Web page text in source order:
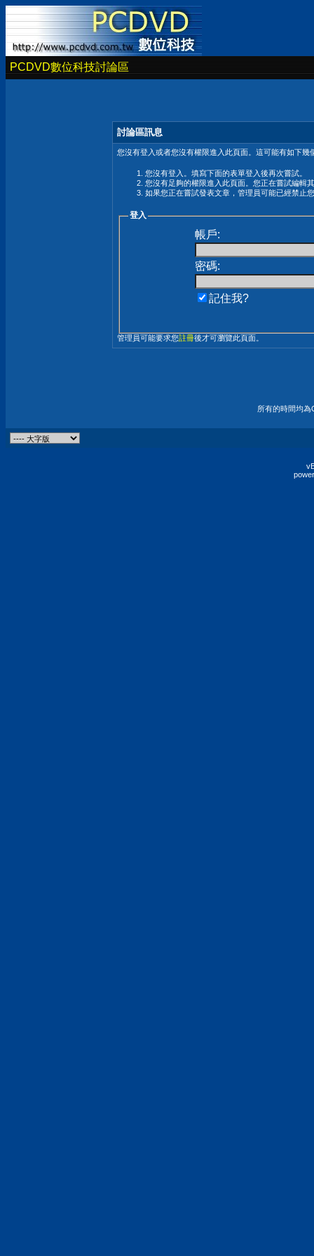
PCDVD數位科技討論區
討論區訊息
您沒有登入或者您沒有權限進入此頁面。這可能有如下幾
您沒有登入。填寫下面的表單登入後再次嘗試。
您沒有足夠的權限進入此頁面。您正在嘗試編輯
如果您正在嘗試發表文章，管理員可能已經禁止
登入
帳戶:
密碼:
記住我?
管理員可能要求您註冊後才可瀏覽此頁面。
所有的時間均為